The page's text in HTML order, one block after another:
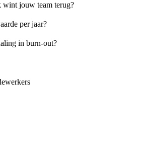
wint jouw team terug?
per jaar?
in burn-out?